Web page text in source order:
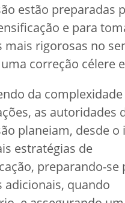
estão preparadas
e para
mais rigorosas no
correção célere
da complexidade
as autoridades
planeiam, desde o
estratégias de
preparando-se
adicionais, quando